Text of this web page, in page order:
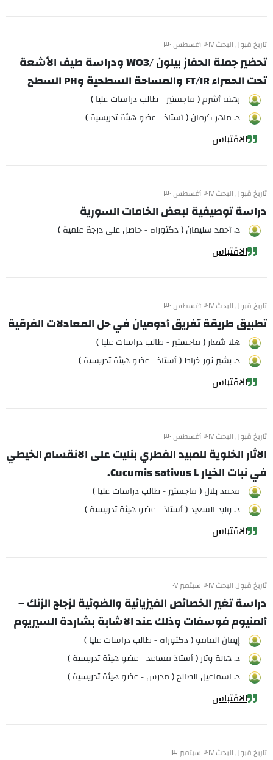
تاريخ قبول البحث ٢٠١٧ أغسطس ٣٠
تحضير جملة الحفاز بيلون /WO3 ودراسة طيف الأشعة
تحت الحمراء FT/IR والمساحة السطحية وPH السطح
رهف أشرم ( ماجستير - طالب دراسات عليا )
د. ماهر كرمان ( أستاذ - عضو هيئة تدريسية )
الاقتباس
تاريخ قبول البحث ٢٠١٧ أغسطس ٣٠
دراسة توصيفية لبعض الخامات السورية
د. أحمد سليمان ( دكتوراه - حاصل على درجة علمية )
الاقتباس
تاريخ قبول البحث ٢٠١٧ أغسطس ٣٠
تطبيق طريقة تفريق أدوميان في حل المعادلات الفرقية
هلا شعار ( ماجستير - طالب دراسات عليا )
د. بشير نور خراط ( أستاذ - عضو هيئة تدريسية )
الاقتباس
تاريخ قبول البحث ٢٠١٧ أغسطس ٣٠
الاثار الخلوية للمبيد الفطري بنليت على الانقسام الخيطي
في نبات الخيار Cucumis sativus L.
محمد بلال ( ماجستير - طالب دراسات عليا )
د. وليد السعيد ( أستاذ - عضو هيئة تدريسية )
الاقتباس
تاريخ قبول البحث ٢٠١٧ سبتمبر ٠٧
دراسة تغير الخصائص الفيزيائية والضوئية لزجاج الزنك –
ألمنيوم فوسفات وذلك عند الاشابة بشاردة السيريوم
إيمان المامو ( دكتوراه - طالب دراسات عليا )
د. هالة وتار ( أستاذ مساعد - عضو هيئة تدريسية )
د. اسماعيل الصالح ( مدرس - عضو هيئة تدريسية )
الاقتباس
تاريخ قبول البحث ٢٠١٧ سبتمبر ١٣